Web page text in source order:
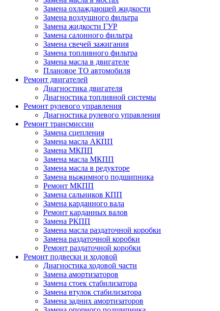
Замена охлаждающей жидкости
Замена воздушного фильтра
Замена жидкости ГУР
Замена салонного фильтра
Замена свечей зажигания
Замена топливного фильтра
Замена масла в двигателе
Плановое ТО автомобиля
Ремонт двигателей
Диагностика двигателя
Диагностика топливной системы
Ремонт рулевого управления
Диагностика рулевого управления
Ремонт трансмиссии
Замена сцепления
Замена масла АКПП
Замена МКПП
Замена масла МКПП
Замена масла в редукторе
Замена выжимного подшипника
Ремонт МКПП
Замена сальников КПП
Замена карданного вала
Ремонт карданных валов
Замена РКПП
Замена масла раздаточной коробки
Замена раздаточной коробки
Ремонт раздаточной коробки
Ремонт подвески и ходовой
Диагностика ходовой части
Замена амортизаторов
Замена стоек стабилизатора
Замена втулок стабилизатора
Замена задних амортизаторов